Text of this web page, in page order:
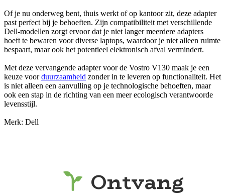
Of je nu onderweg bent, thuis werkt of op kantoor zit, deze adapter
past perfect bij je behoeften. Zijn compatibiliteit met verschillende
Dell-modellen zorgt ervoor dat je niet langer meerdere adapters
hoeft te bewaren voor diverse laptops, waardoor je niet alleen ruimte
bespaart, maar ook het potentieel elektronisch afval vermindert.
Met deze vervangende adapter voor de Vostro V130 maak je een
keuze voorduurzaamheid zonder in te leveren op functionaliteit. Het
is niet alleen een aanvulling op je technologische behoeften, maar
ook een stap in de richting van een meer ecologisch verantwoorde
levensstijl.
Merk: Dell
Ontvang